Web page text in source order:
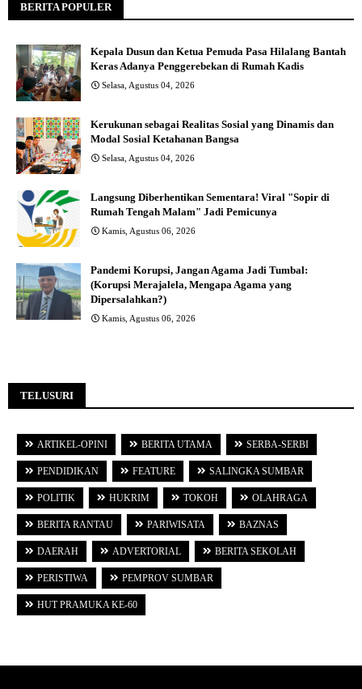
BERITA POPULER
Kepala Dusun dan Ketua Pemuda Pasa Hilalang Bantah
Keras Adanya Penggerebekan di Rumah Kadis
Selasa, Agustus 04, 2026
Kerukunan sebagai Realitas Sosial yang Dinamis dan
Modal Sosial Ketahanan Bangsa
Selasa, Agustus 04, 2026
Langsung Diberhentikan Sementara! Viral "Sopir di
Rumah Tengah Malam" Jadi Pemicunya
Kamis, Agustus 06, 2026
Pandemi Korupsi, Jangan Agama Jadi Tumbal:
(Korupsi Merajalela, Mengapa Agama yang
Dipersalahkan?)
Kamis, Agustus 06, 2026
TELUSURI
ARTIKEL-OPINI BERITA UTAMA SERBA-SERBI
PENDIDIKAN FEATURE SALINGKA SUMBAR
POLITIK HUKRIM TOKOH OLAHRAGA
BERITA RANTAU PARIWISATA BAZNAS
DAERAH ADVERTORIAL BERITA SEKOLAH
PERISTIWA PEMPROV SUMBAR
HUT PRAMUKA KE-60